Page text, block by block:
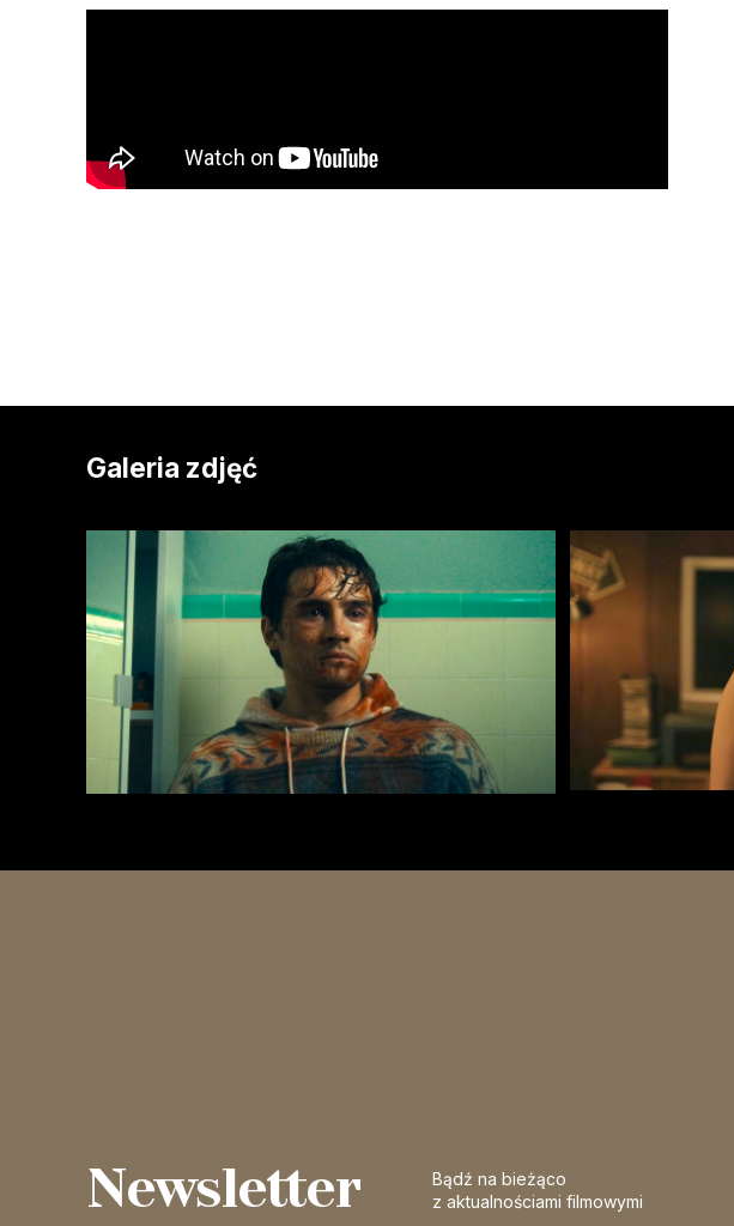
Galeria zdjęć
Newsletter
Bądź na bieżąco
z aktualnościami filmowymi